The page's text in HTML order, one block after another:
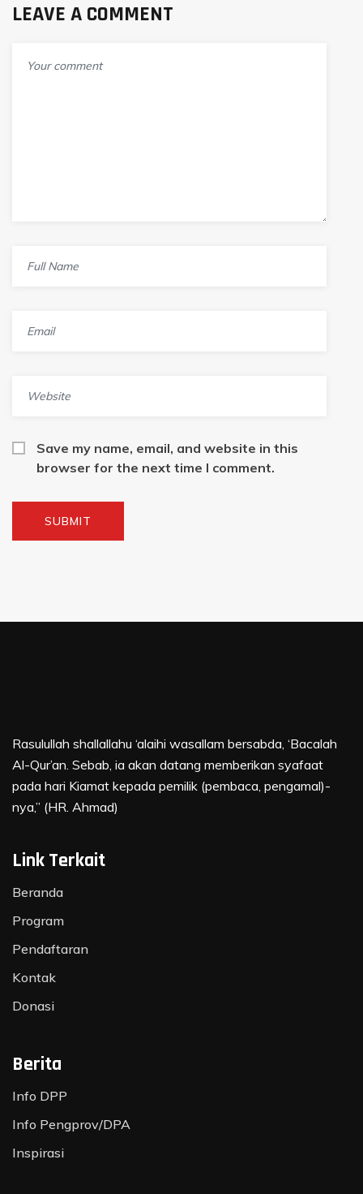
LEAVE A COMMENT
Save my name, email, and website in this
browser for the next time I comment.
Rasulullah shallallahu ‘alaihi wasallam bersabda, ‘Bacalah
Al-Qur’an. Sebab, ia akan datang memberikan syafaat
pada hari Kiamat kepada pemilik (pembaca, pengamal)-
nya,” (HR. Ahmad)
Link Terkait
Beranda
Program
Pendaftaran
Kontak
Donasi
Berita
Info DPP
Info Pengprov/DPA
Inspirasi